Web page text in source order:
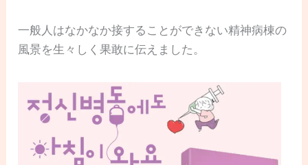
一般人はなかなか接することができない精神病棟の
風景を生々しく果敢に伝えました。